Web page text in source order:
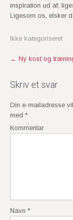
inspiration ud af,
Ligesom os, elsker
Ikke kategoriseret
P
s
n
a
v
i
o
← Ny kost og
Skriv et svar
Din e-mailadresse
med *
Kommentar
Navn *